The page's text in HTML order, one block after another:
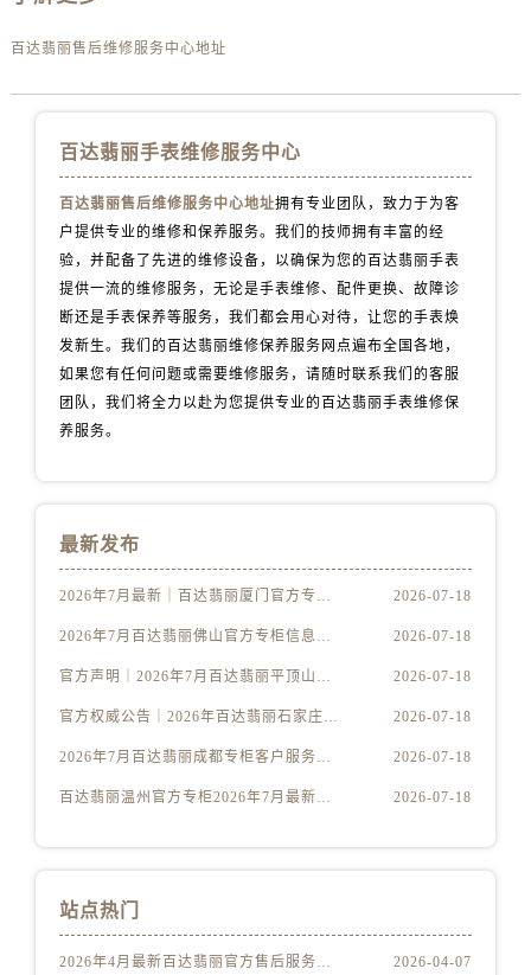
百达翡丽售后维修服务中心地址
百达翡丽手表维修服务中心
百达翡丽售后维修服务中心地址拥有专业团队，致力于为客
户提供专业的维修和保养服务。我们的技师拥有丰富的经
验，并配备了先进的维修设备，以确保为您的百达翡丽手表
提供一流的维修服务，无论是手表维修、配件更换、故障诊
断还是手表保养等服务，我们都会用心对待，让您的手表焕
发新生。我们的百达翡丽维修保养服务网点遍布全国各地，
如果您有任何问题或需要维修服务，请随时联系我们的客服
团队，我们将全力以赴为您提供专业的百达翡丽手表维修保
养服务。
最新发布
2026年7月最新｜百达翡丽厦门官方专柜服务热线攻略+专柜名录全公开 2026-07-18
2026年7月百达翡丽佛山官方专柜信息攻略｜客服热线+门店服务全解析 2026-07-18
官方声明｜2026年7月百达翡丽平顶山专柜客户服务热线更新公告 2026-07-18
官方权威公告｜2026年百达翡丽石家庄专柜服务热线升级，7月最新信息一网打尽 2026-07-18
2026年7月百达翡丽成都专柜客户服务热线核验｜官方门店指南全公开 2026-07-18
百达翡丽温州官方专柜2026年7月最新服务热线公告｜客户服务系统升级 2026-07-18
站点热门
2026年4月最新百达翡丽官方售后服务中心网点考察报告（新址） 2026-04-07